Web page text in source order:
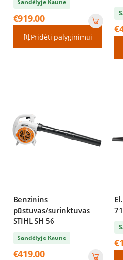
Sandėlyje Kaune
€919.00
Pridėti palyginimui
€
Benzinins
pūstuvas/surinktuvas
STIHL SH 56
Sandėlyje Kaune
€419.00
71
€